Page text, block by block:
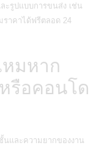
ะรูปแบบการขนส่ง เช่น
ราคาได้ฟรีตลอด 24
หมหาก
รือคอนโด
และความยากของงาน